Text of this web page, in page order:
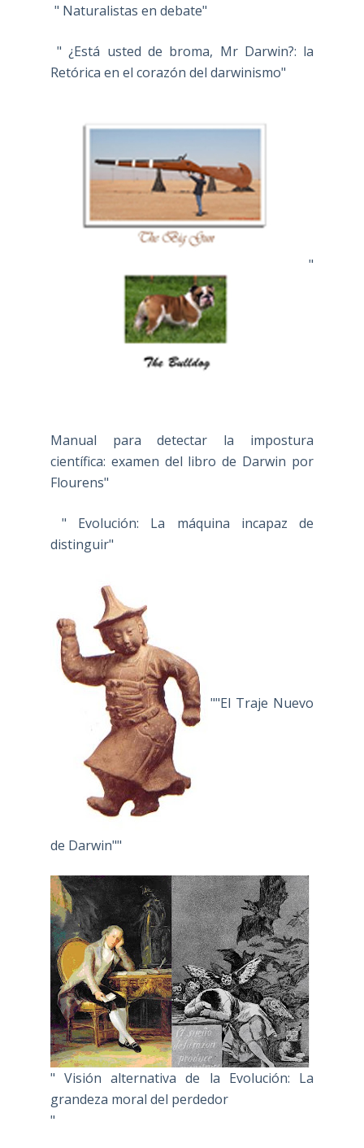
" Naturalistas en debate"
" ¿Está usted de broma, Mr Darwin?: la
Retórica en el corazón del darwinismo"
"
Manual para detectar la impostura
científica: examen del libro de Darwin por
Flourens"
" Evolución: La máquina incapaz de
distinguir"
""El Traje Nuevo
de Darwin""
" Visión alternativa de la Evolución: La
grandeza moral del perdedor
"